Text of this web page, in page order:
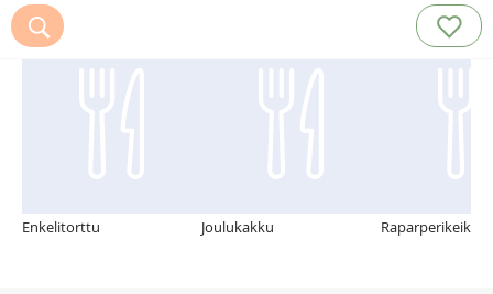
ETUSIVU
RESEPTIHAKU
Suosittelemme myös
Enkelitorttu Joulukakku Raparperikeikaus